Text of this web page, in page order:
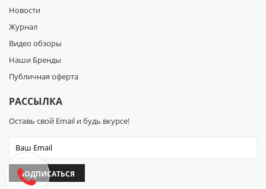
Новости
Журнал
Видео обзоры
Наши Бренды
Публичная оферта
РАССЫЛКА
Оставь свой Email и будь вкурсе!
ПОДПИСАТЬСЯ